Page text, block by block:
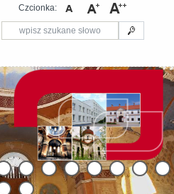
Czcionka: